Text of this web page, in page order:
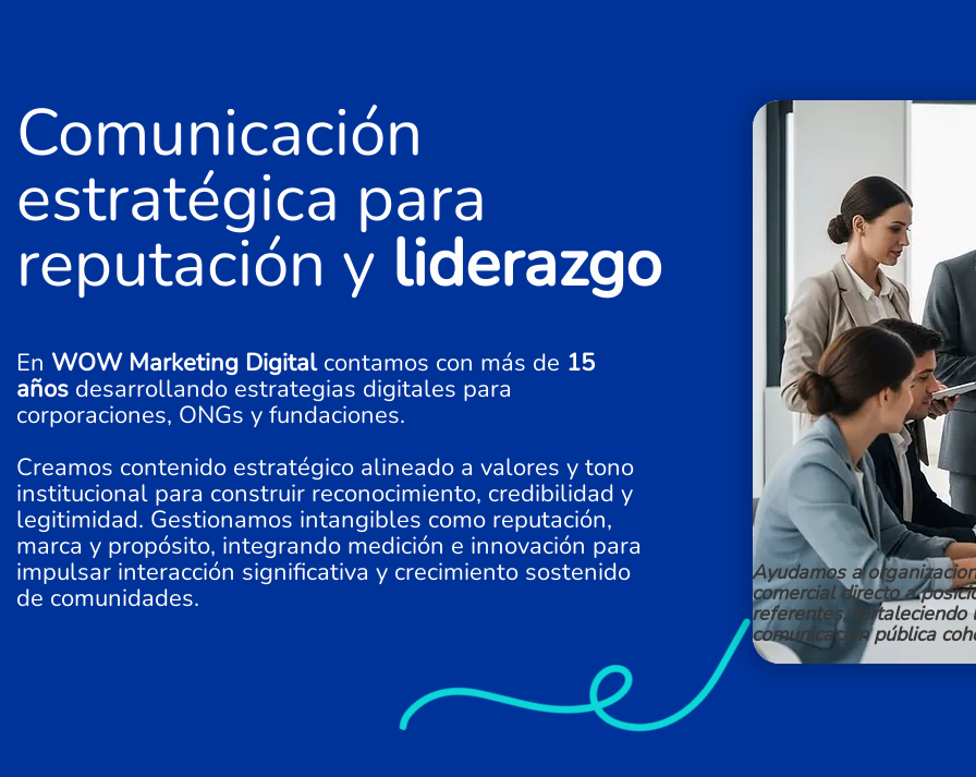
Comunicación
estratégica para
reputación y liderazgo
En WOW Marketing Digitalcontamos con más de 15
años desarrollando estrategias digitales para
corporaciones, ONGs y fundaciones.
Creamos contenido estratégico alineado a valores y tono
institucional para construir reconocimiento, credibilidad y
legitimidad. Gestionamos intangibles como reputación,
marca y propósito, integrando medición e innovación para
impulsar interacción significativa y crecimiento sostenido
de comunidades.
Ayudamos a
comercial directo a
referentes, fortaleciendo
comunicación pública